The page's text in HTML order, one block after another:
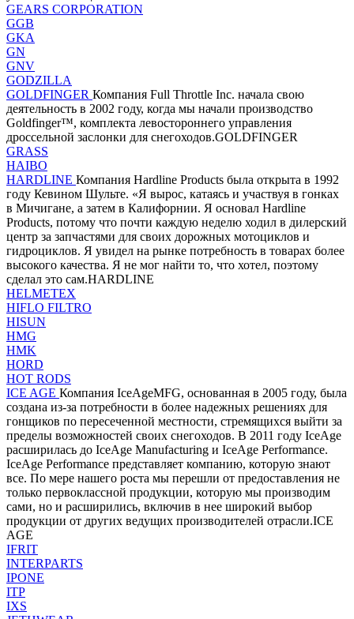
GEARS CORPORATION
GGB
GKA
GN
GNV
GODZILLA
GOLDFINGER Компания Full Throttle Inc. начала свою
деятельность в 2002 году, когда мы начали производство
Goldfinger™, комплекта левостороннего управления
дроссельной заслонки для снегоходов.GOLDFINGER
GRASS
HAIBO
HARDLINE Компания Hardline Products была открыта в 1992
году Кевином Шульте. «Я вырос, катаясь и участвуя в гонках
в Мичигане, а затем в Калифорнии. Я основал Hardline
Products, потому что почти каждую неделю ходил в дилерский
центр за запчастями для своих дорожных мотоциклов и
гидроциклов. Я увидел на рынке потребность в товарах более
высокого качества. Я не мог найти то, что хотел, поэтому
сделал это сам.HARDLINE
HELMETEX
HIFLO FILTRO
HISUN
HMG
HMK
HORD
HOT RODS
ICE AGE Компания IceAgeMFG, основанная в 2005 году, была
создана из-за потребности в более надежных решениях для
гонщиков по пересеченной местности, стремящихся выйти за
пределы возможностей своих снегоходов. В 2011 году IceAge
расширилась до IceAge Manufacturing и IceAge Performance.
IceAge Performance представляет компанию, которую знают
все. По мере нашего роста мы перешли от предоставления не
только первоклассной продукции, которую мы производим
сами, но и расширились, включив в нее широкий выбор
продукции от других ведущих производителей отрасли.ICE
AGE
IFRIT
INTERPARTS
IPONE
ITP
IXS